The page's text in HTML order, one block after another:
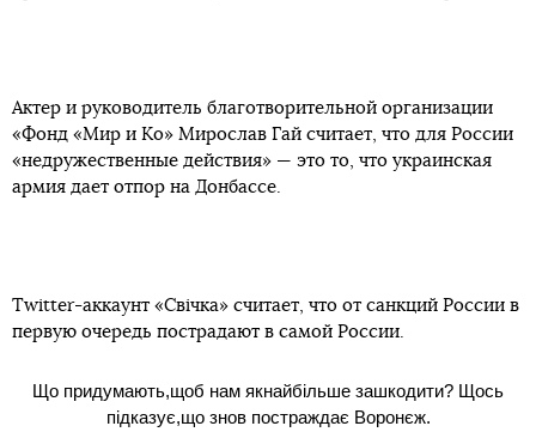
Актер и руководитель благотворительной организации
«Фонд «Мир и Ко» Мирослав Гай считает, что для России
«недружественные действия» — это то, что украинская
армия дает отпор на Донбассе.
Twitter-аккаунт «Свічка» считает, что от санкций России в
первую очередь пострадают в самой России.
Що придумають,щоб нам якнайбільше зашкодити? Щось
підказує,що знов постраждає Воронєж.